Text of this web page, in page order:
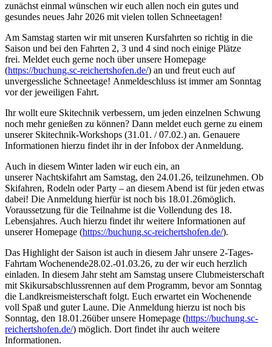
zunächst einmal wünschen wir euch allen noch ein gutes und
gesundes neues Jahr 2026 mit vielen tollen Schneetagen!
Am Samstag starten wir mit unseren Kursfahrten so richtig in die
Saison und bei den Fahrten 2, 3 und 4 sind noch einige Plätze
frei. Meldet euch gerne noch über unsere Homepage
(https://buchung.sc-reichertshofen.de/) an und freut euch auf
unvergessliche Schneetage! Anmeldeschluss ist immer am Sonntag
vor der jeweiligen Fahrt.
Ihr wollt eure Skitechnik verbessern, um jeden einzelnen Schwung
noch mehr genießen zu können? Dann meldet euch gerne zu einem
unserer Skitechnik-Workshops (31.01. / 07.02.) an. Genauere
Informationen hierzu findet ihr in der Infobox der Anmeldung.
Auch in diesem Winter laden wir euch ein, an
unsererNachtskifahrt am Samstag, den 24.01.26, teilzunehmen. Ob
Skifahren, Rodeln oder Party – an diesem Abend ist für jeden etwas
dabei! Die Anmeldung hierfür ist noch bis 18.01.26möglich.
Voraussetzung für die Teilnahme ist die Vollendung des 18.
Lebensjahres. Auch hierzu findet ihr weitere Informationen auf
unserer Homepage (https://buchung.sc-reichertshofen.de/).
Das Highlight der Saison ist auch in diesem Jahr unsere 2-Tages-
Fahrtam Wochenende28.02.-01.03.26, zu der wir euch herzlich
einladen. In diesem Jahr steht am Samstag unsere Clubmeisterschaft
mit Skikursabschlussrennen auf dem Programm, bevor am Sonntag
die Landkreismeisterschaft folgt. Euch erwartet ein Wochenende
voll Spaß und guter Laune. Die Anmeldung hierzu ist noch bis
Sonntag, den 18.01.26über unsere Homepage (https://buchung.sc-
reichertshofen.de/) möglich. Dort findet ihr auch weitere
Informationen.